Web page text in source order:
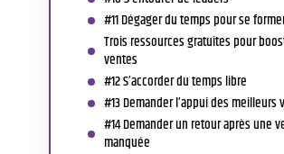
#11 Dégager du temps pour se
Trois ressources gratuites pour
ventes
#12 S’accorder du temps libre
#13 Demander l’appui des meilleurs
#14 Demander un retour après une
manquée